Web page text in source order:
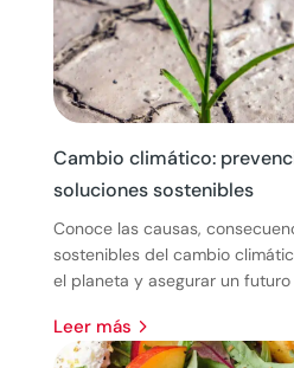
Cambio climático:
soluciones sostenibles
Conoce las causas,
sostenibles del cambio
el planeta y asegurar un futuro
leer más